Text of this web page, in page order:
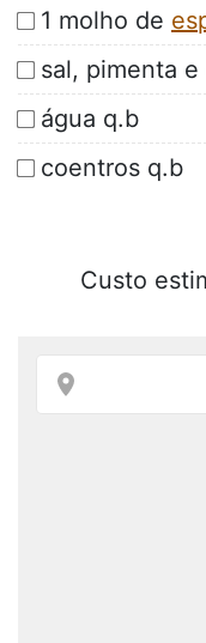
1 molho de
sal, pimenta
água q.b
coentros q.b
Custo